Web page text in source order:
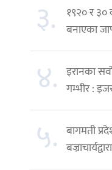
३.
१९२० र
बनाएका
४. इरानका
गम्भीर :
५. बागमती